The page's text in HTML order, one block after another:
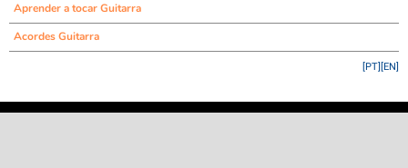
Aprender a tocar Guitarra
Acordes Guitarra
[EN]
[PT]